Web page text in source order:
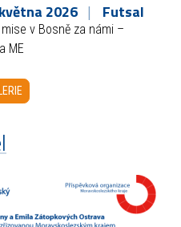
2026 Futsal
v Bosně za námi –
ME